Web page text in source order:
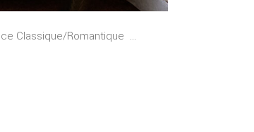
Classique/Romantique ...